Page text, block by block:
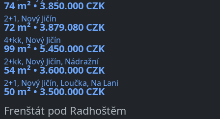
74 m² • 3.850.000 CZK
2+1, Nový Jičín
72 m² • 3.879.080 CZK
4+kk, Nový Jičín
99 m² • 5.450.000 CZK
2+kk, Nový Jičín, Nádražní
54 m² • 3.600.000 CZK
2+1, Nový Jičín, Loučka, Na Lani
50 m² • 3.500.000 CZK
Frenštát pod Radhoštěm